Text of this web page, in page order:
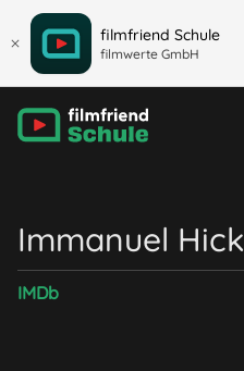
filmfriend Schule
filmwerte GmbH
Immanuel Hick
IMDb